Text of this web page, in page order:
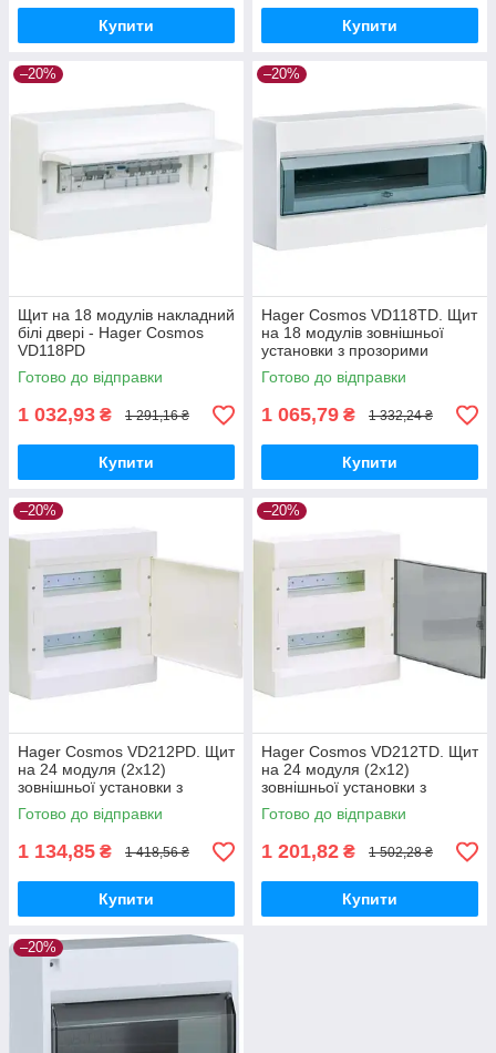
Купити Купити
–20%
Щит на 18 модулів накладний
білі двері - Hager Cosmos
VD118PD
Готово до відправки
1 032,93 ₴ 1 291,16 ₴
Купити
–20%
Hager Cosmos VD118TD. Щит
на 18 модулів зовнішньої
установки з прозорими
дверима
Готово до відправки
1 065,79 ₴ 1 332,24 ₴
Купити
–20%
Hager Cosmos VD212PD. Щит
на 24 модуля (2х12)
зовнішньої установки з
білими дверима
Готово до відправки
1 134,85 ₴ 1 418,56 ₴
Купити
–20%
Hager Cosmos VD212TD. Щит
на 24 модуля (2х12)
зовнішньої установки з
прозорими дверима
Готово до відправки
1 201,82 ₴ 1 502,28 ₴
Купити
–20%